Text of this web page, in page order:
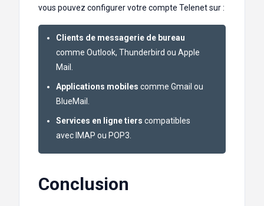
vous pouvez configurer votre compte Telenet sur :
Clients de messagerie de bureau
comme Outlook, Thunderbird ou Apple
Mail.
Applications mobiles comme Gmail ou
BlueMail.
Services en ligne tiers compatibles
avec IMAP ou POP3.
Conclusion